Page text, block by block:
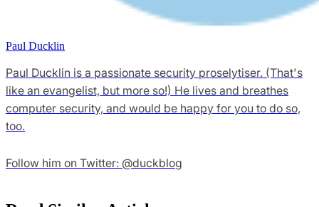
Paul Ducklin
Paul Ducklin is a passionate security proselytiser. (That's
like an evangelist, but more so!) He lives and breathes
computer security, and would be happy for you to do so,
too.
Follow him on Twitter: @duckblog